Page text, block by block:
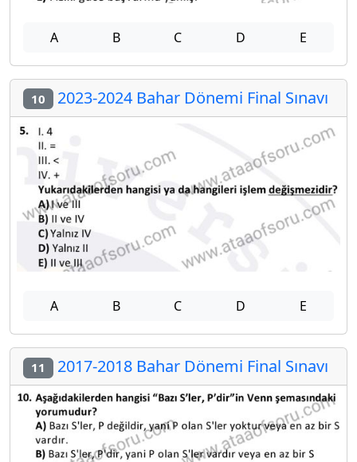
A B C D E
10 2023-2024 Bahar Dönemi Final Sınavı
A B C D E
11 2017-2018 Bahar Dönemi Final Sınavı